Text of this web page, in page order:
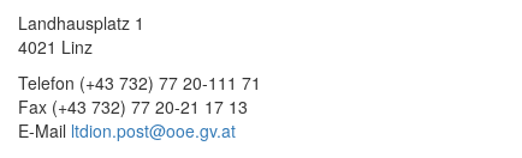
Landhausplatz 1
4021 Linz
Telefon (+43 732) 77 20-111 71
Fax (+43 732) 77 20-21 17 13
E-Mail ltdion.post@ooe.gv.at